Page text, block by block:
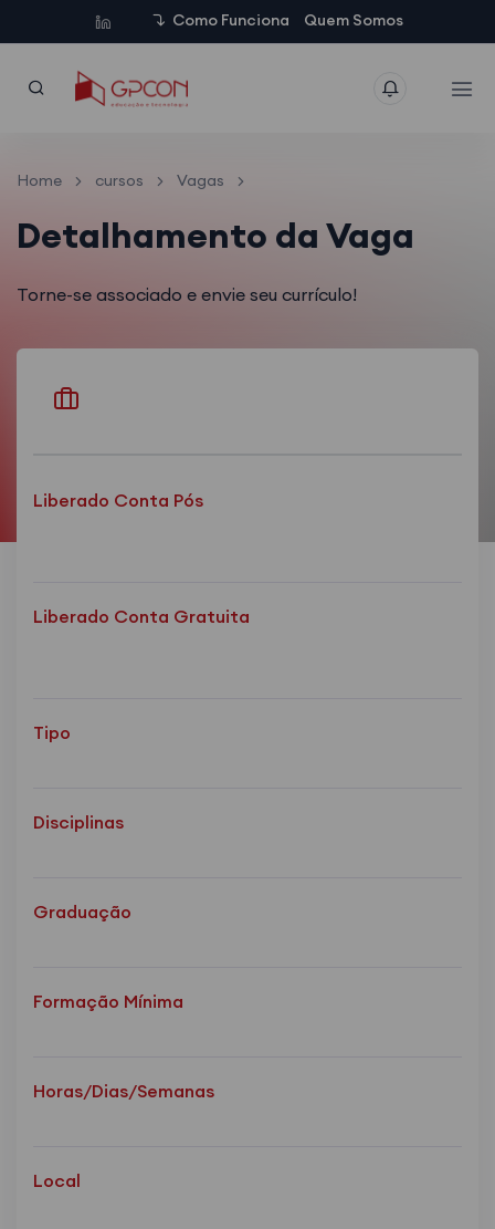
Como Funciona Quem Somos
Home cursos Vagas
Detalhamento da Vaga
Torne-se associado e envie seu currículo!
Liberado Conta Pós
Liberado Conta Gratuita
Tipo
Disciplinas
Graduação
Formação Mínima
Horas/Dias/Semanas
Local